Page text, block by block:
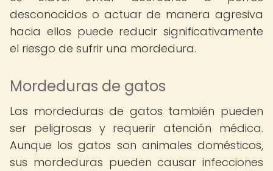
desconocidos o actuar de manera agresiva
hacia ellos puede reducir significativamente
el riesgo de sufrir una mordedura.
Mordeduras de gatos
Las mordeduras de gatos también pueden
ser peligrosas y requerir atención médica.
Aunque los gatos son animales domésticos,
sus mordeduras pueden causar infecciones